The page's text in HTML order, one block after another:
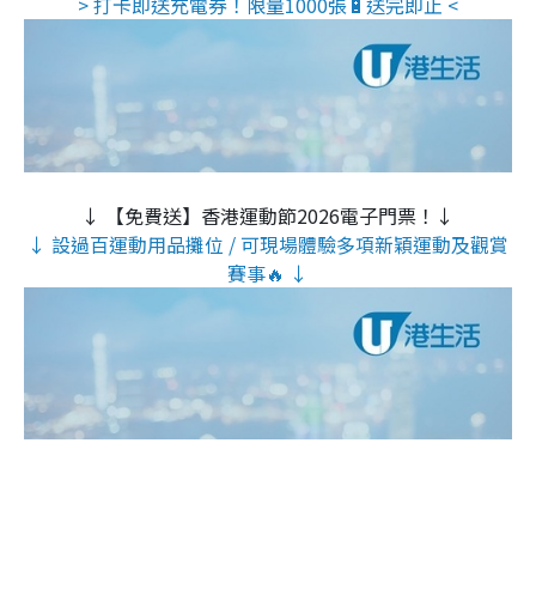
↓ 【免費送】香港運動節2026電子門票！↓
↓ 設過百運動用品攤位 / 可現場體驗多項新穎運動及觀賞
賽事🔥 ↓